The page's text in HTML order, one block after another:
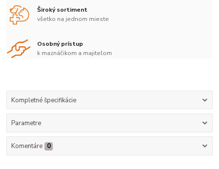
Široký sortiment
všetko na jednom mieste
Osobný prístup
k maznáčikom a majiteľom
Kompletné špecifikácie
Parametre
Komentáre 0